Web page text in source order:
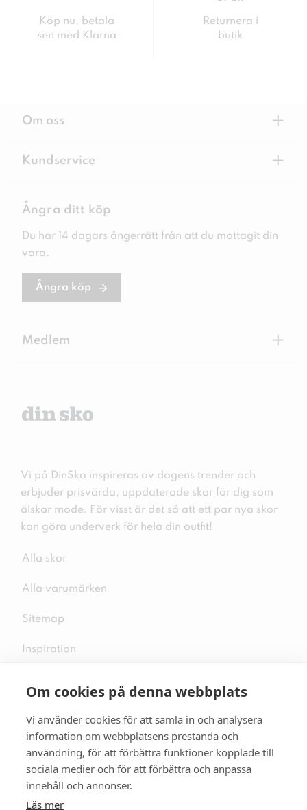
Om cookies på denna webbplats
Vi använder cookies för att samla in och analysera
information om webbplatsens prestanda och
användning, för att förbättra funktioner kopplade till
sociala medier och för att förbättra och anpassa
innehåll och annonser.
Läs mer
Köp nu, betala
sen med Klarna
Returnera i
butik
Om oss +
Kundservice +
Ångra ditt köp
Du har 14 dagars ångerrätt från att du mottagit din
vara.
Ångra köp
Medlem +
Vi på DinSko inspireras av dagens trender och
erbjuder prisvärda, uppdaterade skor för dig som
älskar mode. För visst är det så att ett par nya skor
kan göra underverk för hela din outfit!
Alla skor
Alla varumärken
Sitemap
Inspiration
Följ oss på sociala medier
Se mer skor: skopunkten.se